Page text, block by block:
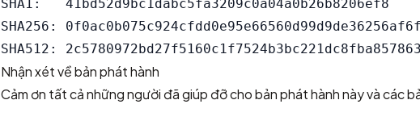
SHA1:   41bd52d9bc1dabc5fa3209c0a04a0b26b8206ef8
SHA256:
Nhận xét về bản phát hành
Cảm ơn tất cả những người đã giúp đỡ cho bản phát hành này và các